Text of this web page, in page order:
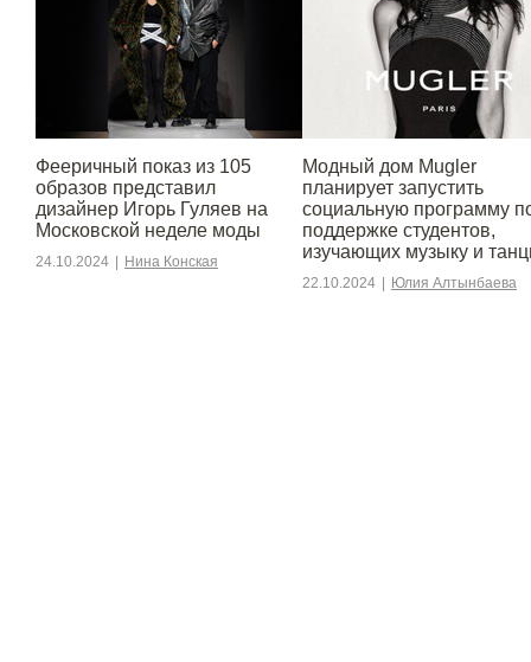
Фееричный показ из 105
образов представил
дизайнер Игорь Гуляев на
Московской неделе моды
24.10.2024 Нина Конская
Модный дом Mugler
планирует запустить
социальную программу
поддержке студентов,
изучающих музыку и
22.10.2024 Юлия Алтынбаева